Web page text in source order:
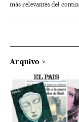
más relevantes del
Arquivo